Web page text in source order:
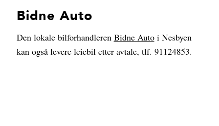
Bidne Auto
Den lokale bilforhandleren Bidne Autoi Nesbyen
kan også levere leiebil etter avtale, tlf. 91124853.